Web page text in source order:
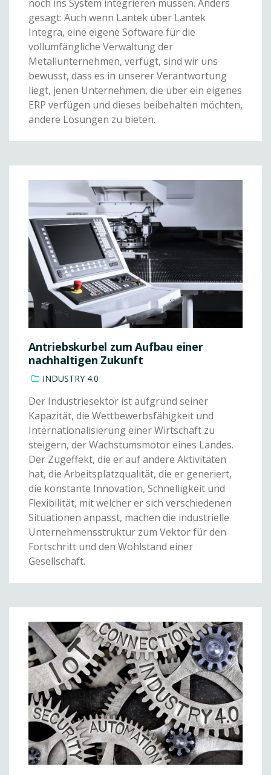
noch ins System integrieren müssen. Anders
gesagt: Auch wenn Lantek über Lantek
Integra, eine eigene Software für die
vollumfängliche Verwaltung der
Metallunternehmen, verfügt, sind wir uns
bewusst, dass es in unserer Verantwortung
liegt, jenen Unternehmen, die über ein eigenes
ERP verfügen und dieses beibehalten möchten,
andere Lösungen zu bieten.
Antriebskurbel zum Aufbau einer
nachhaltigen Zukunft
INDUSTRY 4.0
Der Industriesektor ist aufgrund seiner
Kapazität, die Wettbewerbsfähigkeit und
Internationalisierung einer Wirtschaft zu
steigern, der Wachstumsmotor eines Landes.
Der Zugeffekt, die er auf andere Aktivitäten
hat, die Arbeitsplatzqualität, die er generiert,
die konstante Innovation, Schnelligkeit und
Flexibilität, mit welcher er sich verschiedenen
Situationen anpasst, machen die industrielle
Unternehmensstruktur zum Vektor für den
Fortschritt und den Wohlstand einer
Gesellschaft.